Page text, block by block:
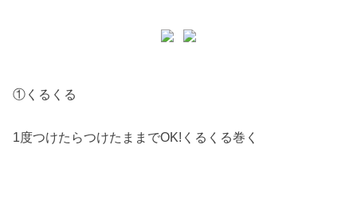
①くるくる
1度つけたらつけたままでOK!くるくる巻く